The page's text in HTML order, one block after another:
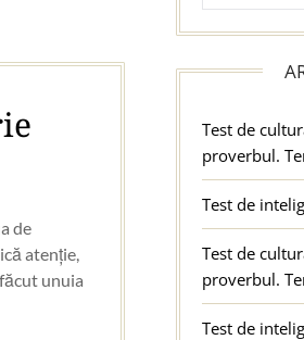
de
atenție,
unuia
Test de
proverbul.
Test de
Test de
proverbul.
Test de